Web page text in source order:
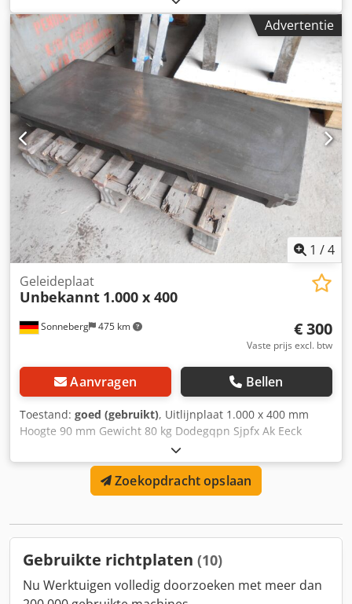
richtplaat Lengte 1000 mm Breedte 800 mm Dikte 28/125
mm Werkhoogte ca. 850 mm - Poten met stelschroeven
voor het uitrichten van de plaat Dcsdpfx Aked N H Dbs Ejk
Gewicht 370 kg Goede oppervlakte
Advertentie
1 /4
Sonneberg 475 km
Geleideplaat
Unbekannt 1.000 x 400
€ 300
Vaste prijs excl. btw
Aanvragen Bellen
Toestand: goed (gebruikt), Uitlijnplaat 1.000 x 400 mm
Hoogte 90 mm Gewicht 80 kg Dodegqpn Sjpfx Ak Eeck
Zoekopdracht opslaan
Gebruikte richtplaten (10)
Nu Werktuigen volledig doorzoeken met meer dan